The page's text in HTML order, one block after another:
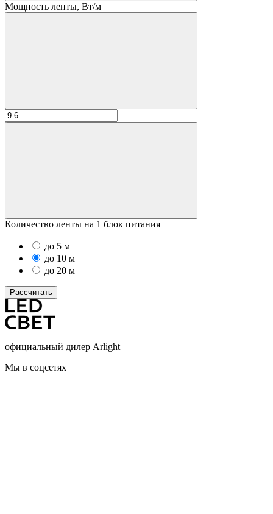
Мощность ленты, Вт/м
Количество ленты на 1 блок питания
до 5 м
до 10 м
до 20 м
Рассчитать
официальный дилер Arlight
Мы в соцсетях